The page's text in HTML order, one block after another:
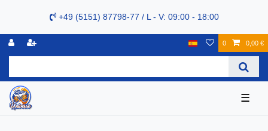
+49 (5151) 87798-77 / L - V: 09:00 - 18:00
0 0,00 €
☰